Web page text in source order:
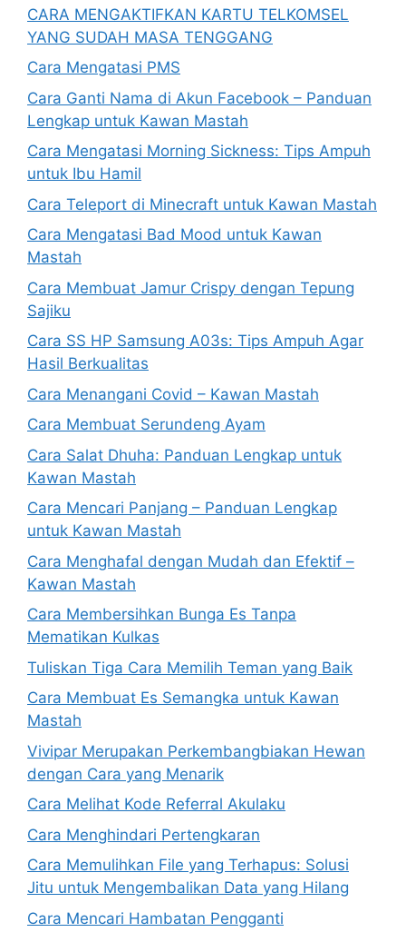
CARA MENGAKTIFKAN KARTU TELKOMSEL
YANG SUDAH MASA TENGGANG
Cara Mengatasi PMS
Cara Ganti Nama di Akun Facebook – Panduan
Lengkap untuk Kawan Mastah
Cara Mengatasi Morning Sickness: Tips Ampuh
untuk Ibu Hamil
Cara Teleport di Minecraft untuk Kawan Mastah
Cara Mengatasi Bad Mood untuk Kawan
Mastah
Cara Membuat Jamur Crispy dengan Tepung
Sajiku
Cara SS HP Samsung A03s: Tips Ampuh Agar
Hasil Berkualitas
Cara Menangani Covid – Kawan Mastah
Cara Membuat Serundeng Ayam
Cara Salat Dhuha: Panduan Lengkap untuk
Kawan Mastah
Cara Mencari Panjang – Panduan Lengkap
untuk Kawan Mastah
Cara Menghafal dengan Mudah dan Efektif –
Kawan Mastah
Cara Membersihkan Bunga Es Tanpa
Mematikan Kulkas
Tuliskan Tiga Cara Memilih Teman yang Baik
Cara Membuat Es Semangka untuk Kawan
Mastah
Vivipar Merupakan Perkembangbiakan Hewan
dengan Cara yang Menarik
Cara Melihat Kode Referral Akulaku
Cara Menghindari Pertengkaran
Cara Memulihkan File yang Terhapus: Solusi
Jitu untuk Mengembalikan Data yang Hilang
Cara Mencari Hambatan Pengganti